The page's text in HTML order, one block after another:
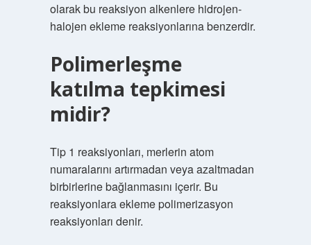
olarak bu reaksiyon alkenlere hidrojen-
halojen ekleme reaksiyonlarına benzerdir.
Polimerleşme
katılma tepkimesi
midir?
Tip 1 reaksiyonları, merlerin atom
numaralarını artırmadan veya azaltmadan
birbirlerine bağlanmasını içerir. Bu
reaksiyonlara ekleme polimerizasyon
reaksiyonları denir.